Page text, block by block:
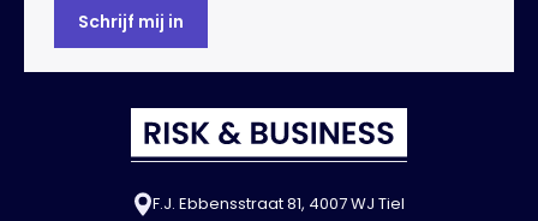
F.J. Ebbensstraat 81, 4007 WJ Tiel